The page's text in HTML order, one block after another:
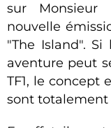
sur Monsieur
nouvelle
"The Island".
aventure peut
TF1, le concept
sont totalement